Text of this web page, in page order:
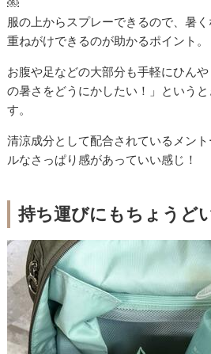
￼
服の上からスプレーできるので、暑
重ねがけできるのが助かるポイント。
お腹や足などの大部分も手軽にひん
の暑さをどうにかしたい！」という
す。
清涼成分として配合されているメン
ルなさっぱり感があっていい感じ！
持ち運びにもちょうど